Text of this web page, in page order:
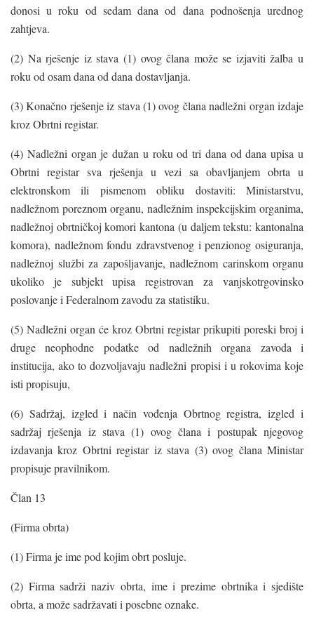
donosi u roku od sedam dana od dana podnošenja urednog
zahtjeva.
(2) Na rješenje iz stava (1) ovog člana može se izjaviti žalba u
roku od osam dana od dana dostavljanja.
(3) Konačno rješenje iz stava (1) ovog člana nadležni organ izdaje
kroz Obrtni registar.
(4) Nadležni organ je dužan u roku od tri dana od dana upisa u
Obrtni registar sva rješenja u vezi sa obavljanjem obrta u
elektronskom ili pismenom obliku dostaviti: Ministarstvu,
nadležnom poreznom organu, nadležnim inspekcijskim organima,
nadležnoj obrtničkoj komori kantona (u daljem tekstu: kantonalna
komora), nadležnom fondu zdravstvenog i penzionog osiguranja,
nadležnoj službi za zapošljavanje, nadležnom carinskom organu
ukoliko je subjekt upisa registrovan za vanjskotrgovinsko
poslovanje i Federalnom zavodu za statistiku.
(5) Nadležni organ će kroz Obrtni registar prikupiti poreski broj i
druge neophodne podatke od nadležnih organa zavoda i
institucija, ako to dozvoljavaju nadležni propisi i u rokovima koje
isti propisuju,
(6) Sadržaj, izgled i način vođenja Obrtnog registra, izgled i
sadržaj rješenja iz stava (1) ovog člana i postupak njegovog
izdavanja kroz Obrtni registar iz stava (3) ovog člana Ministar
propisuje pravilnikom.
Član 13
(Firma obrta)
(1) Firma je ime pod kojim obrt posluje.
(2) Firma sadrži naziv obrta, ime i prezime obrtnika i sjedište
obrta, a može sadržavati i posebne oznake.